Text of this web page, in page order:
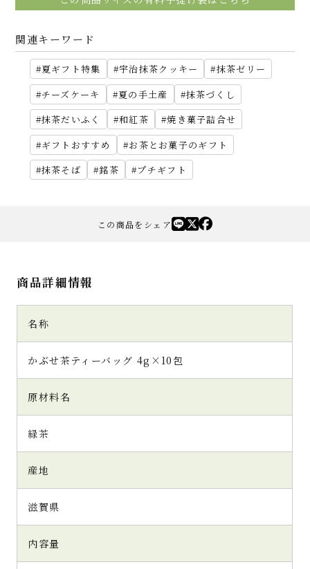
関連キーワード
夏ギフト特集 宇治抹茶クッキー
抹茶ゼリー
チーズケーキ
夏の手土産
抹茶づくし
抹茶だいふく
和紅茶
焼き菓子詰合せ
ギフトおすすめ
お茶とお菓子のギフト
抹茶そば
銘茶 プチギフト
この商品をシェア
商品詳細情報
名称
かぶせ茶ティーバッグ 4g×10包
原材料名
緑茶
産地
滋賀県
内容量